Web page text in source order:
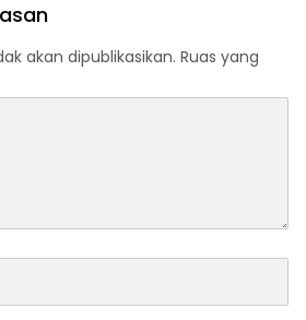
akan dipublikasikan. Ruas yang